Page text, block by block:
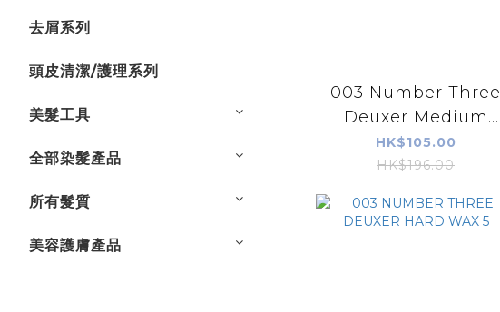
去屑系列
頭皮清潔/護理系列
美髮工具
全部染髮產品
所有髮質
美容護膚產品
003 Number Three
Deuxer Medium
Smooth Wax 3S
HK$105.00
HK$196.00